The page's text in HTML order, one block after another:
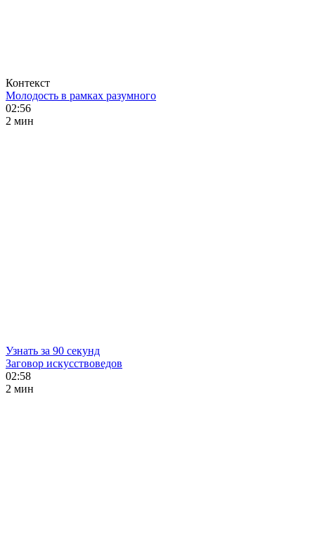
Контекст
Молодость в рамках разумного
02:56
2 мин
Узнать за 90 секунд
Заговор искусствоведов
02:58
2 мин